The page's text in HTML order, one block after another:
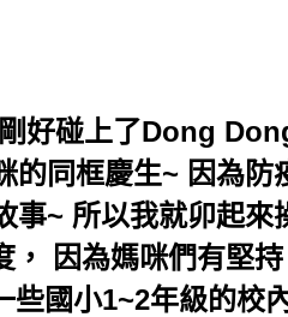
好碰上了Dong
的同框慶生~ 因為
事~ 所以我就卯起
， 因為媽咪們有堅
些國小1~2年級的校